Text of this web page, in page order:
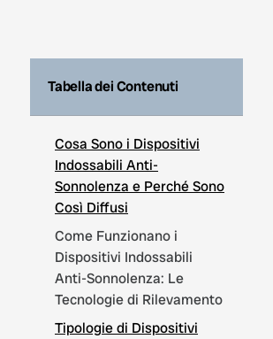
Tabella dei Contenuti
Cosa Sono i Dispositivi
Indossabili Anti-
Sonnolenza e Perché Sono
Così Diffusi
Come Funzionano i
Dispositivi Indossabili
Anti-Sonnolenza: Le
Tecnologie di Rilevamento
Tipologie di Dispositivi